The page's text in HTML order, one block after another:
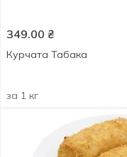
349.00 ₴
Курчата Табака
за 1 кг